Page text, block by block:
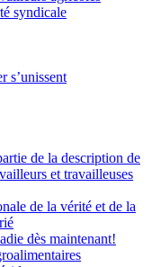
syndicale
s’unissent
de la description de
et travailleuses
de la vérité et de la
dès maintenant!